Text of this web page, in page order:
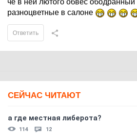
че в ней лютого обвес
разноцветные в салоне
Ответить
СЕЙЧАС ЧИТАЮТ
а где местная либерота?
114 12